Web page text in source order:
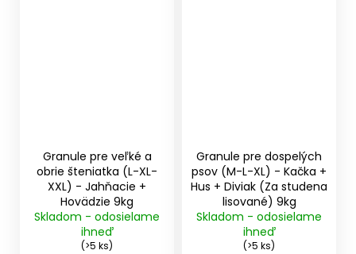
Granule pre veľké a
obrie šteniatka (L-XL-
XXL) - Jahňacie +
Hovädzie 9kg
Skladom - odosielame
ihneď
(>5 ks)
Granule pre dospelých
psov (M-L-XL) - Kačka +
Hus + Diviak (Za studena
lisované) 9kg
Skladom - odosielame
ihneď
(>5 ks)